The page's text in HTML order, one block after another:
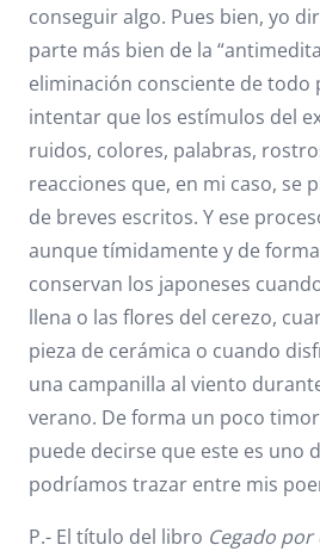
conseguir algo. Pues bien, yo
parte más bien de la
eliminación consciente de todo
intentar que los estímulos del
ruidos, colores, palabras,
reacciones que, en mi caso, se
de breves escritos. Y ese
aunque tímidamente y de
conservan los japoneses
llena o las flores del cerezo,
pieza de cerámica o cuando
una campanilla al viento
verano. De forma un poco
puede decirse que este es uno
podríamos trazar entre mis
P.- El título del libro Cegado